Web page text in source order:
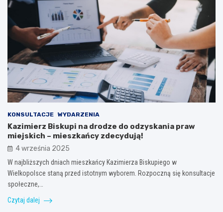
KONSULTACJE WYDARZENIA
Kazimierz Biskupi na drodze do odzyskania praw
miejskich – mieszkańcy zdecydują!
4 września 2025
W najbliższych dniach mieszkańcy Kazimierza Biskupiego w
Wielkopolsce staną przed istotnym wyborem. Rozpoczną się konsultacje
społeczne,…
Czytaj dalej